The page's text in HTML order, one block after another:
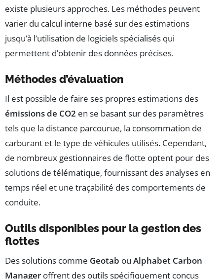
existe plusieurs approches. Les méthodes peuvent
varier du calcul interne basé sur des estimations
jusqu’à l’utilisation de logiciels spécialisés qui
permettent d’obtenir des données précises.
Méthodes d’évaluation
Il est possible de faire ses propres estimations des
émissions de CO2 en se basant sur des paramètres
tels que la distance parcourue, la consommation de
carburant et le type de véhicules utilisés. Cependant,
de nombreux gestionnaires de flotte optent pour des
solutions de télématique, fournissant des analyses en
temps réel et une traçabilité des comportements de
conduite.
Outils disponibles pour la gestion des
flottes
Des solutions comme Geotab ou Alphabet Carbon
Manager offrent des outils spécifiquement conçus